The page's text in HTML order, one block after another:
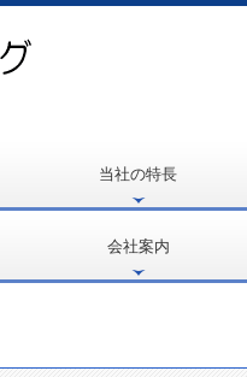
当社の特長
会社案内